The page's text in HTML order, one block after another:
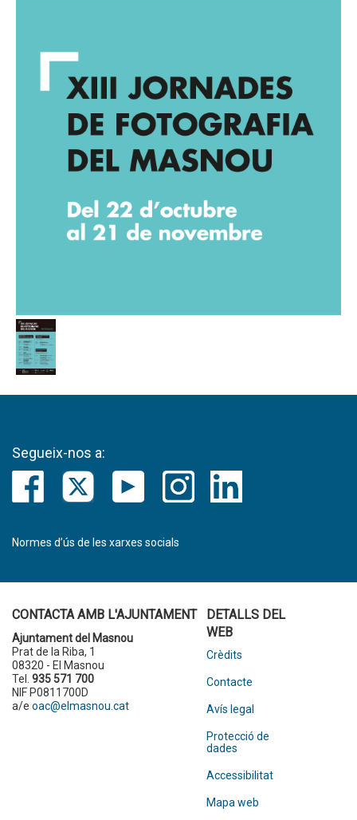
Segueix-nos a:
Normes d’ús de les xarxes socials
CONTACTA AMB L'AJUNTAMENT
Ajuntament del Masnou
Prat de la Riba, 1
08320 - El Masnou
Tel. 935 571 700
NIF P0811700D
a/e oac@elmasnou.cat
DETALLS DEL
WEB
Crèdits
Contacte
Avís legal
Protecció de
dades
Accessibilitat
Mapa web